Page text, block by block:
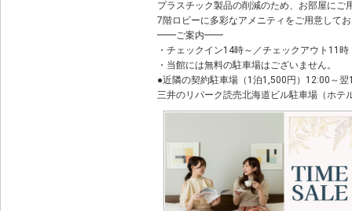
プラスチック製品の削減のため、お部屋に
7階ロビーに多彩なアメニティをご用意して
━━ご案内━━
・チェックイン14時～／チェックアウト11時
・当館には無料の駐車場はございません。
●近隣の契約駐車場（1泊1,500円）12:00～
三井のリパーク読売北海道ビル駐車場（ホテ